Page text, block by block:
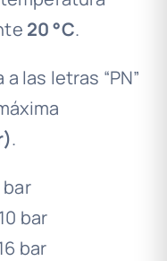
20 °C.
las letras “PN”
.
bar
bar